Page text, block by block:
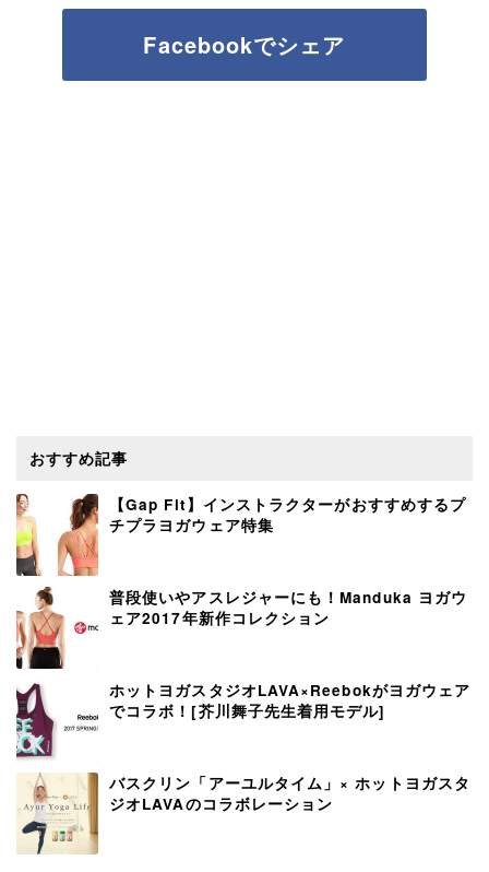
Facebookでシェア
おすすめ記事
【Gap Fit】インストラクターがおすすめするプ
チプラヨガウェア特集
普段使いやアスレジャーにも！Manduka ヨガウ
ェア2017年新作コレクション
ホットヨガスタジオLAVA×Reebokがヨガウェア
でコラボ！[芥川舞子先生着用モデル]
バスクリン「アーユルタイム」× ホットヨガスタ
ジオLAVAのコラボレーション